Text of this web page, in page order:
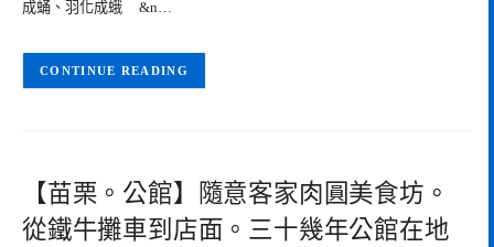
成蛹、羽化成蛾 &n…
CONTINUE READING
【苗栗。公館】隨意客家肉圓美食坊。
從鐵牛攤車到店面。三十幾年公館在地